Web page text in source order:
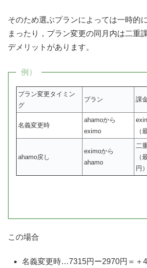
そのため選ぶプランによっては一時的
まったり，プラン変更の同月内は二重
デメリットがあります。
例）
プラン変更タイミン
グ
プラン 課
名義変更時
ahamoから
eximo
（
ahamo戻し
eximoから
ahamo
二
（
円）
この場合
名義変更時…7315円ー2970円＝＋